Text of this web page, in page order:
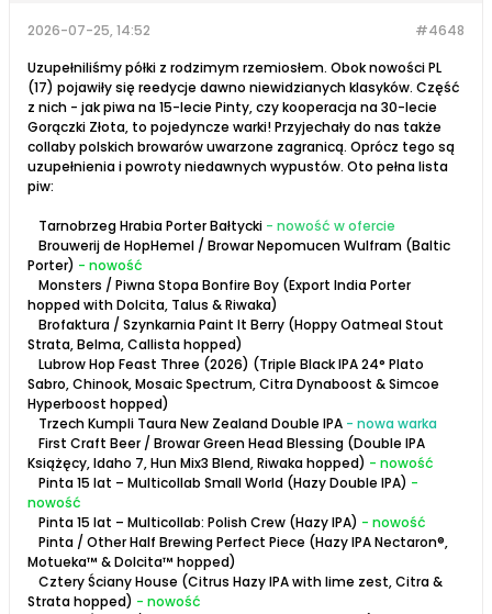
#4648
2026-07-25, 14:52
Uzupełniliśmy półki z rodzimym rzemiosłem. Obok nowości PL
(17) pojawiły się reedycje dawno niewidzianych klasyków. Część
z nich - jak piwa na 15-lecie Pinty, czy kooperacja na 30-lecie
Gorączki Złota, to pojedyncze warki! Przyjechały do nas także
collaby polskich browarów uwarzone zagranicą. Oprócz tego są
uzupełnienia i powroty niedawnych wypustów. Oto pełna lista
piw:
Tarnobrzeg Hrabia Porter Bałtycki - nowość w ofercie
Brouwerij de HopHemel / Browar Nepomucen Wulfram (Baltic
Porter) - nowość
Monsters / Piwna Stopa Bonfire Boy (Export India Porter
hopped with Dolcita, Talus & Riwaka)
Brofaktura / Szynkarnia Paint It Berry (Hoppy Oatmeal Stout
Strata, Belma, Callista hopped)
Lubrow Hop Feast Three (2026) (Triple Black IPA 24° Plato
Sabro, Chinook, Mosaic Spectrum, Citra Dynaboost & Simcoe
Hyperboost hopped)
Trzech Kumpli Taura New Zealand Double IPA - nowa warka
First Craft Beer / Browar Green Head Blessing (Double IPA
Książęcy, Idaho 7, Hun Mix3 Blend, Riwaka hopped) - nowość
Pinta 15 lat – Multicollab Small World (Hazy Double IPA) -
nowość
Pinta 15 lat – Multicollab: Polish Crew (Hazy IPA) - nowość
Pinta / Other Half Brewing Perfect Piece (Hazy IPA Nectaron®,
Motueka™ & Dolcita™ hopped)
Cztery Ściany House (Citrus Hazy IPA with lime zest, Citra &
Strata hopped) - nowość